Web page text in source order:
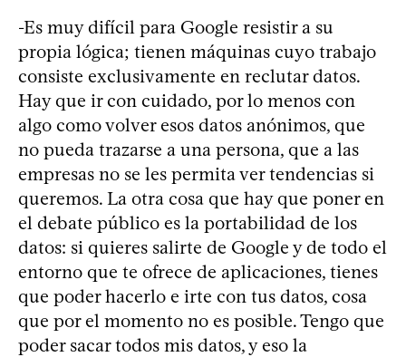
-Es muy difícil para Google resistir a su
propia lógica; tienen máquinas cuyo trabajo
consiste exclusivamente en reclutar datos.
Hay que ir con cuidado, por lo menos con
algo como volver esos datos anónimos, que
no pueda trazarse a una persona, que a las
empresas no se les permita ver tendencias si
queremos. La otra cosa que hay que poner en
el debate público es la portabilidad de los
datos: si quieres salirte de Google y de todo el
entorno que te ofrece de aplicaciones, tienes
que poder hacerlo e irte con tus datos, cosa
que por el momento no es posible. Tengo que
poder sacar todos mis datos, y eso la